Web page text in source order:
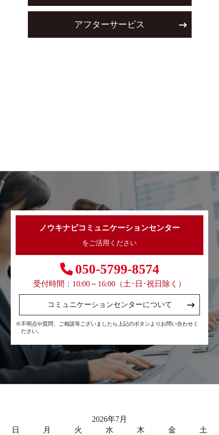
アフターサービス
ノウキナビコミュニケーションセンター
をご活用ください
050-5799-8574
受付時間：10:00～16:00（土･日･祝日除く）
コミュニケーションセンターについて
※不明点や質問、ご相談等ございましたら上記のボタンよりお問い合わせく
ださい。
2026年7月
日
月 火 水 木 金
土